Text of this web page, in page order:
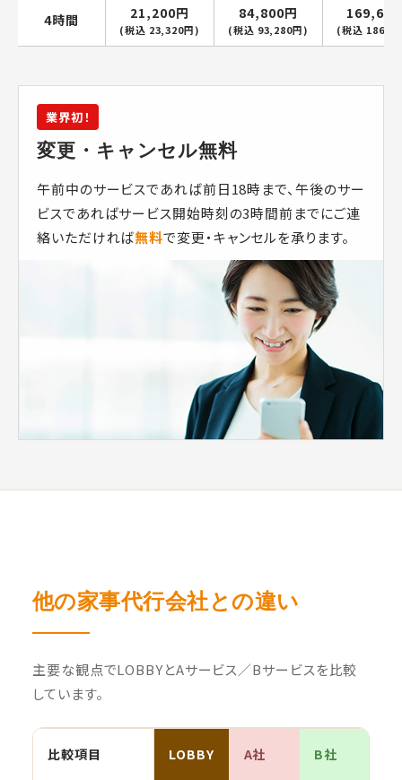
4時間 21,200円
(税込 23,320円)
84,800円
(税込 93,280円) (税込
業界初！
変更・キャンセル無料
午前中のサービスであれば前日18時まで、午後のサー
ビスであればサービス開始時刻の3時間前までにご連
絡いただければ無料で変更・キャンセルを承ります。
他の家事代行会社との違い
主要な観点でLOBBYとAサービス／Bサービスを比較
しています。
比較項目 LOBBY A社 B社